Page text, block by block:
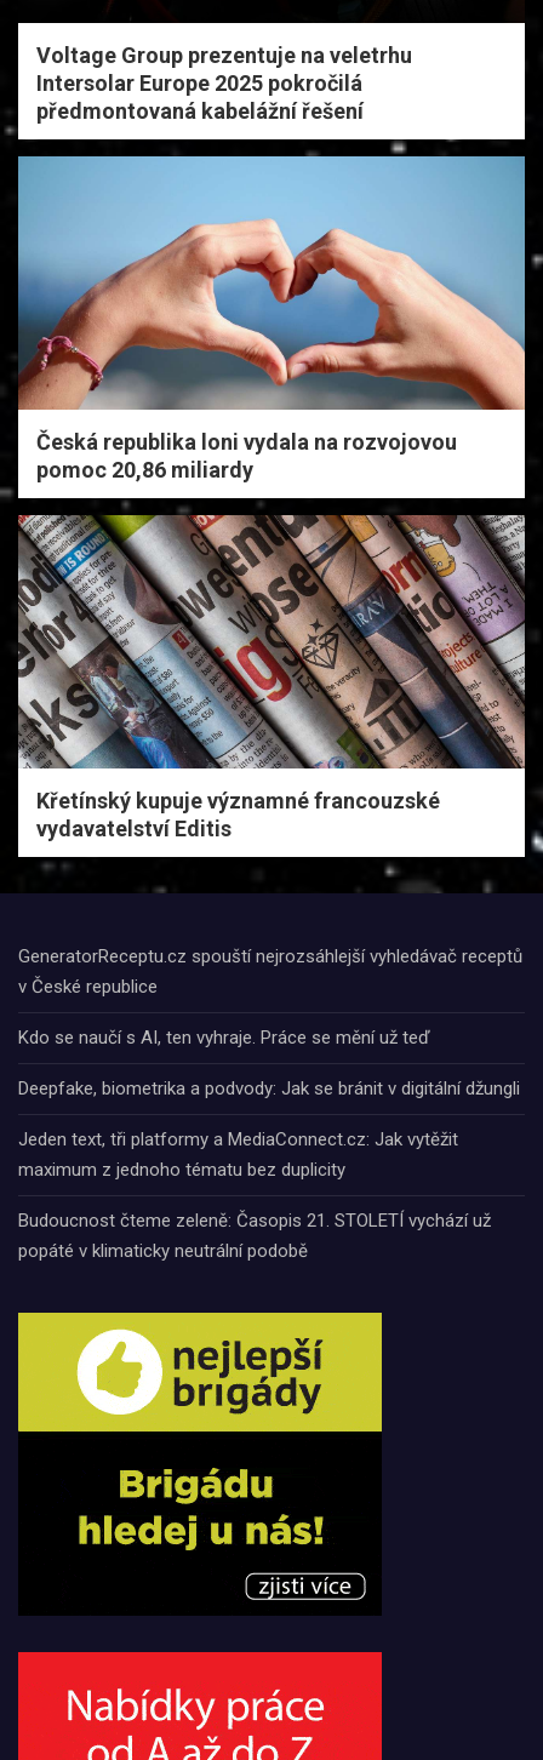
Voltage Group prezentuje na veletrhu
Intersolar Europe 2025 pokročilá
předmontovaná kabelážní řešení
Česká republika loni vydala na rozvojovou
pomoc 20,86 miliardy
Křetínský kupuje významné francouzské
vydavatelství Editis
GeneratorReceptu.cz spouští nejrozsáhlejší vyhledávač receptů
v České republice
Kdo se naučí s AI, ten vyhraje. Práce se mění už teď
Deepfake, biometrika a podvody: Jak se bránit v digitální džungli
Jeden text, tři platformy a MediaConnect.cz: Jak vytěžit
maximum z jednoho tématu bez duplicity
Budoucnost čteme zeleně: Časopis 21. STOLETÍ vychází už
popáté v klimaticky neutrální podobě